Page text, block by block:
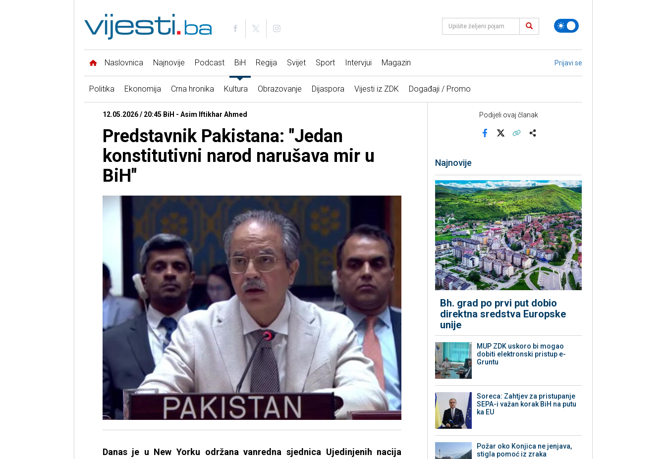
Naslovnica Najnovije Podcast BiH Regija Svijet Sport Intervjui Magazin Prijavi se
Politika Ekonomija Crna hronika Kultura Obrazovanje Dijaspora Vijesti iz ZDK Događaji / Promo
12.05.2026 / 20:45 BiH - Asim Iftikhar Ahmed
Predstavnik Pakistana: "Jedan
konstitutivni narod narušava mir u
BiH"
Danas je u New Yorku održana vanredna sjednica Ujedinjenih nacija
Podijeli ovaj članak
Najnovije
Bh. grad po prvi put dobio
direktna sredstva Europske
unije
MUP ZDK uskoro bi mogao
dobiti elektronski pristup e-
Gruntu
Soreca: Zahtjev za pristupanje
SEPA-i važan korak BiH na putu
ka EU
Požar oko Konjica ne jenjava,
stigla pomoć iz zraka